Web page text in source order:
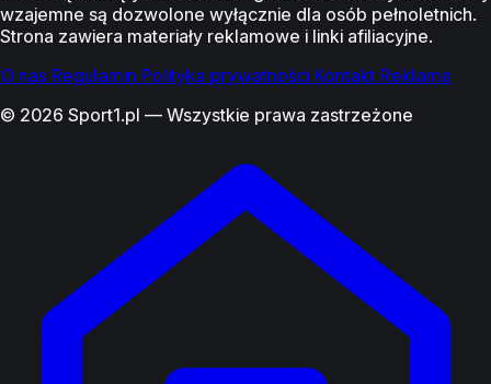
wzajemne są dozwolone wyłącznie dla osób pełnoletnich.
Strona zawiera materiały reklamowe i linki afiliacyjne.
O nas Regulamin Polityka prywatności Kontakt Reklama
© 2026 Sport1.pl — Wszystkie prawa zastrzeżone